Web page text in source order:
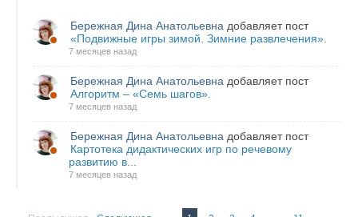
Бережная Дина Анатольевна добавляет пост
«Подвижные игры зимой. Зимние развлечения».
7 месяцев назад
Бережная Дина Анатольевна добавляет пост
Алгоритм – «Семь шагов».
7 месяцев назад
Бережная Дина Анатольевна добавляет пост
Картотека дидактических игр по речевому
развитию в...
7 месяцев назад